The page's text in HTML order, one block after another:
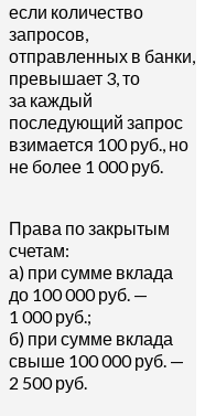
если количество
запросов,
отправленных в банки,
превышает 3, то
за каждый
последующий запрос
взимается 100 руб., но
не более 1 000 руб.
Права по закрытым
счетам:
а) при сумме вклада
до 100 000 руб. —
1 000 руб.;
б) при сумме вклада
свыше 100 000 руб. —
2 500 руб.